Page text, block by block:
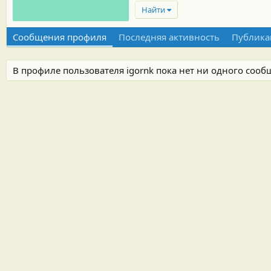
Найти
Сообщения профиля Последняя активность
В профиле пользователя igornk пока нет ни одного